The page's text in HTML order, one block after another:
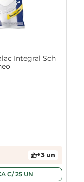
Integral Sch
+3 un
C/25 UN